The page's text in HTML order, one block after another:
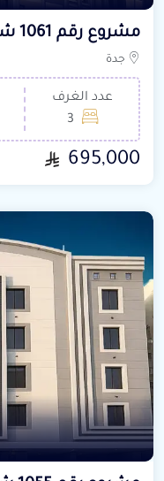
مشروع رقم 1061 شقق تمليك الموقع الروضة
جدة
عدد الغرف
3
695,000